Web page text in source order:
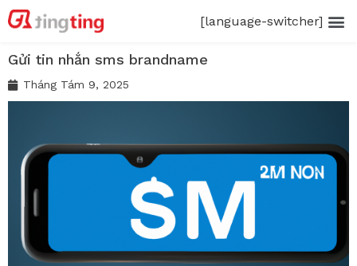
[language-switcher]
Gửi tin nhắn sms brandname
Tháng Tám 9, 2025